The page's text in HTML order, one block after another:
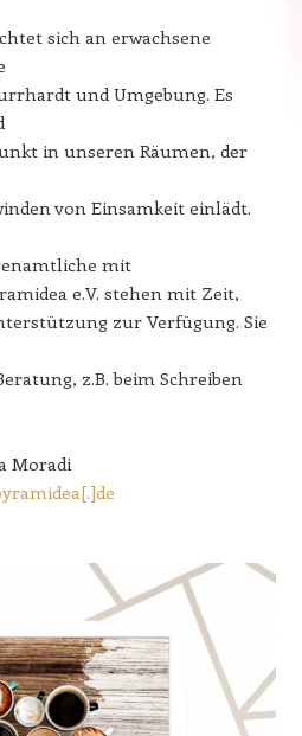
sich an erwachsene
und Umgebung. Es
in unseren Räumen, der
von Einsamkeit einlädt.
mit
e.V. stehen mit Zeit,
zur Verfügung. Sie
z.B. beim Schreiben
Moradi